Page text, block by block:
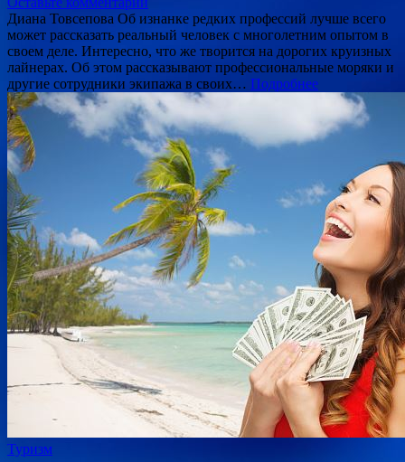
Диана Товсепова Об изнанке редких профессий лучше всего
может рассказать реальный человек с многолетним опытом в
своем деле. Интересно, что же творится на дорогих круизных
лайнерах. Об этом рассказывают профессиональные моряки и
другие сотрудники экипажа в своих… Подробнее
Туризм